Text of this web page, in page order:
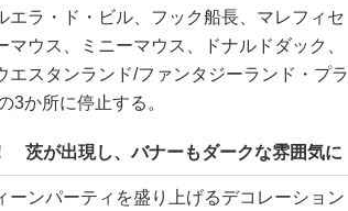
ラ・ド・ビル、フック船長、マレフィセ
ウス、ミニーマウス、ドナルドダック、
スタンランド/ファンタジーランド・プラ
3か所に停止する。
茨が出現し、バナーもダークな雰囲気に
ンパーティを盛り上げるデコレーション